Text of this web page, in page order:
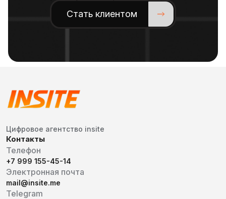
Стать клиентом
Цифровое агентство insite
Контакты
Телефон
+7 999 155-45-14
Электронная почта
mail@insite.me
Telegram